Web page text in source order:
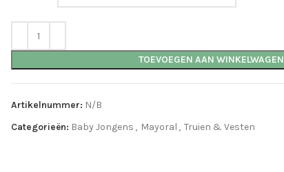
TOEVOEGEN AAN WINKELWAGEN
Artikelnummer: N/B
Categorieën: Baby Jongens , Mayoral , Truien & Vesten